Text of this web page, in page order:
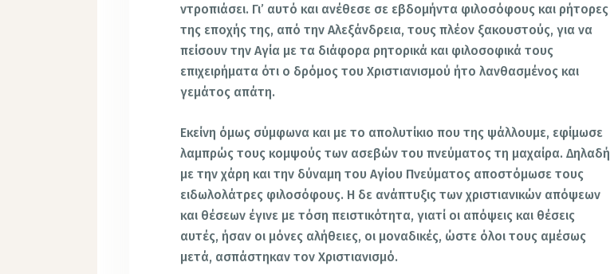
ντροπιάσει. Γι’ αυτό και ανέθεσε σε εβδομήντα φιλοσόφους και ρήτορες
της εποχής της, από την Αλεξάνδρεια, τους πλέον ξακουστούς, για να
πείσουν την Αγία με τα διάφορα ρητορικά και φιλοσοφικά τους
επιχειρήματα ότι ο δρόμος του Χριστιανισμού ήτο λανθασμένος και
γεμάτος απάτη.
Εκείνη όμως σύμφωνα και με το απολυτίκιο που της ψάλλουμε, εφίμωσε
λαμπρώς τους κομψούς των ασεβών του πνεύματος τη μαχαίρα. Δηλαδή
με την χάρη και την δύναμη του Αγίου Πνεύματος αποστόμωσε τους
ειδωλολάτρες φιλοσόφους. Η δε ανάπτυξις των χριστιανικών απόψεων
και θέσεων έγινε με τόση πειστικότητα, γιατί οι απόψεις και θέσεις
αυτές, ήσαν οι μόνες αλήθειες, οι μοναδικές, ώστε όλοι τους αμέσως
μετά, ασπάστηκαν τον Χριστιανισμό.